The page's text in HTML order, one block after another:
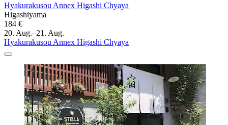
Hyakurakusou Annex Higashi Chyaya
Higashiyama
184 €
20. Aug.–21. Aug.
Hyakurakusou Annex Higashi Chyaya